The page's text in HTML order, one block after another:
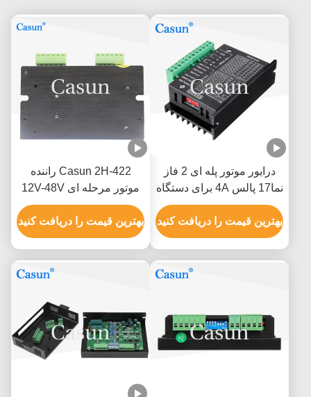
درایور موتور پله ای 2 فاز
نما17 پالس 4A برای دستگاه
حکاکی CNC
بهترین قیمت را دریافت کنید
Casun 2H-422 راننده
موتور مرحله ای 12V-48V
DC 2.2A ارتعاش کم
بهترین قیمت را دریافت کنید